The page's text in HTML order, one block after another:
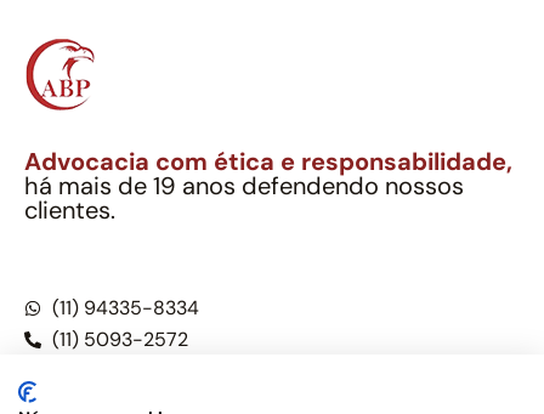
Advocacia com ética e responsabilidade,
há mais de 19 anos defendendo nossos
clientes.
(11) 94335-8334
(11) 5093-2572